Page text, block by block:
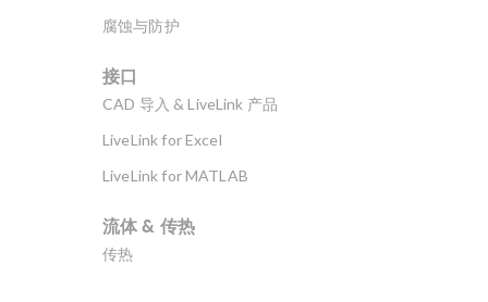
腐蚀与防护
接口
CAD 导入 & LiveLink 产品
LiveLink for Excel
LiveLink for MATLAB
流体 & 传热
传热